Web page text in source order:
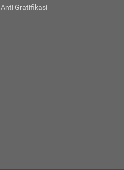
Anti Gratifikasi